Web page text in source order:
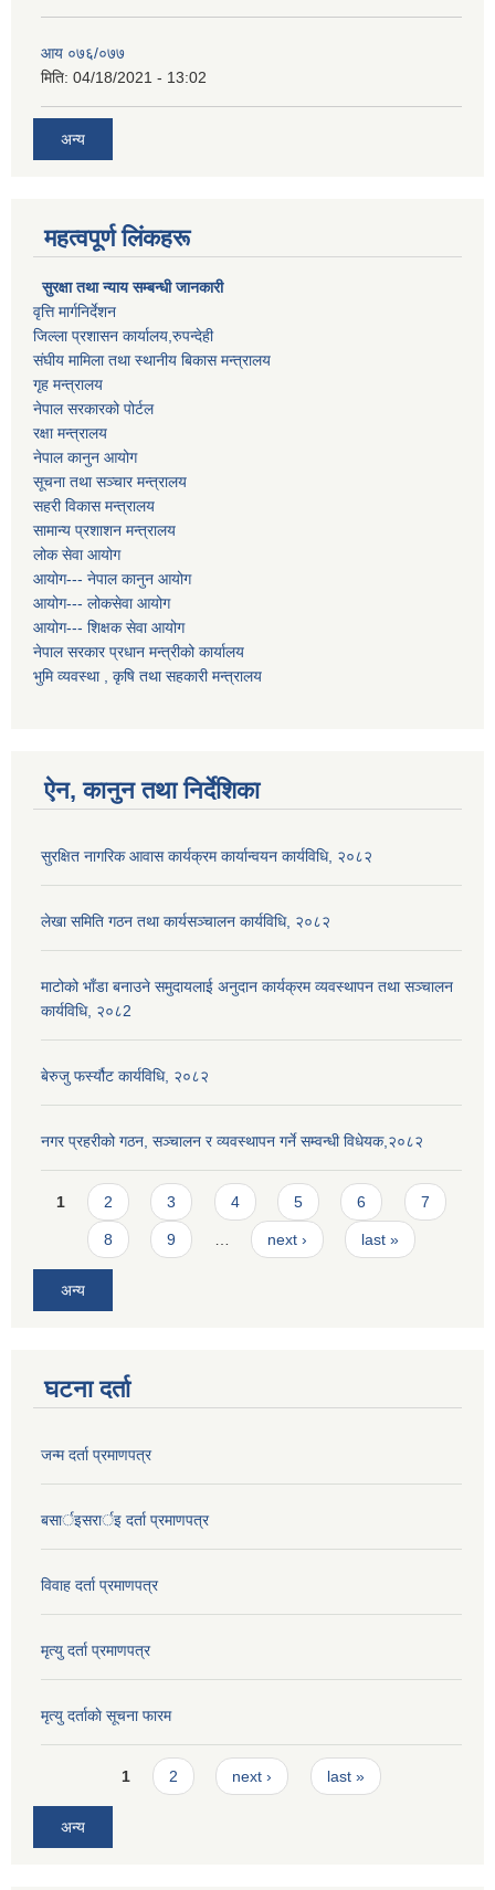
आय ०७६/०७७
मिति: 04/18/2021 - 13:02
अन्य
महत्वपूर्ण लिंकहरू
सुरक्षा तथा न्याय सम्बन्धी जानकारी
वृत्ति मार्गनिर्देशन
जिल्ला प्रशासन कार्यालय,रुपन्देही
संघीय मामिला तथा स्थानीय बिकास मन्त्रालय
गृह मन्त्रालय
नेपाल सरकारको पोर्टल
रक्षा मन्त्रालय
नेपाल कानुन आयोग
सूचना तथा सञ्चार मन्त्रालय
सहरी विकास मन्त्रालय
सामान्य प्रशाशन मन्त्रालय
लोक सेवा आयोग
आयोग--- नेपाल कानुन आयोग
आयोग--- लोकसेवा आयोग
आयोग--- शिक्षक सेवा आयोग
नेपाल सरकार प्रधान मन्त्रीको कार्यालय
भुमि व्यवस्था , कृषि तथा सहकारी मन्त्रालय
ऐन, कानुन तथा निर्देशिका
सुरक्षित नागरिक आवास कार्यक्रम कार्यान्वयन कार्यविधि, २०८२
लेखा समिति गठन तथा कार्यसञ्चालन कार्यविधि, २०८२
माटोको भाँडा बनाउने समुदायलाई अनुदान कार्यक्रम व्यवस्थापन तथा सञ्चालन
कार्यविधि, २०८2
बेरुजु फर्स्यौट कार्यविधि, २०८२
नगर प्रहरीको गठन, सञ्चालन र व्यवस्थापन गर्ने सम्वन्धी विधेयक,२०८२
Pages
1 2 3 4 5 6 7
8 9 next › last »
अन्य
घटना दर्ता
जन्म दर्ता प्रमाणपत्र
बसार्इसरार्इ दर्ता प्रमाणपत्र
विवाह दर्ता प्रमाणपत्र
मृत्यु दर्ता प्रमाणपत्र
मृत्यु दर्ताकाे सूचना फारम
Pages1 2 next › last »
अन्य